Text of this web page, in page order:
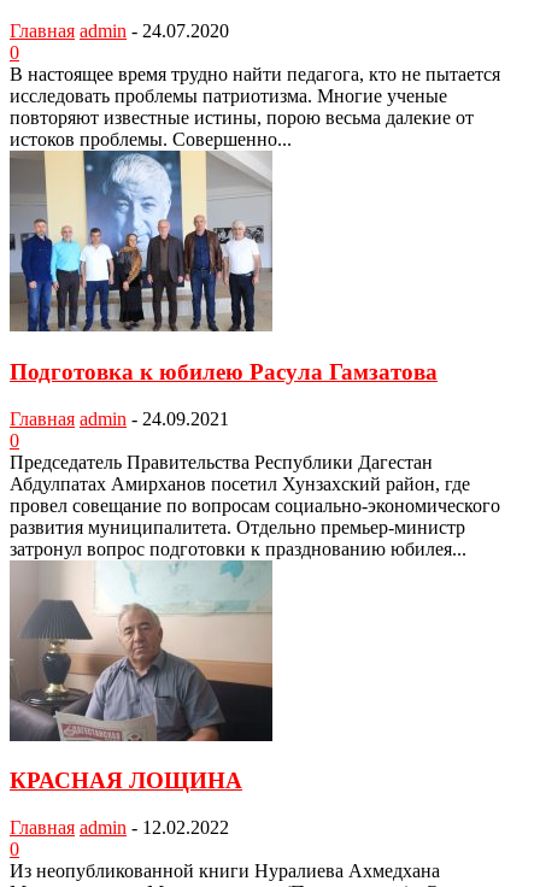
Главная admin - 24.07.2020
0
В настоящее время трудно найти педагога, кто не пытается
исследовать проблемы патриотизма. Многие ученые
повторяют известные истины, порою весьма далекие от
истоков проблемы. Совершенно...
Подготовка к юбилею Расула Гамзатова
Главная admin - 24.09.2021
0
Председатель Правительства Республики Дагестан
Абдулпатах Амирханов посетил Хунзахский район, где
провел совещание по вопросам социально-экономического
развития муниципалитета. Отдельно премьер-министр
затронул вопрос подготовки к празднованию юбилея...
КРАСНАЯ ЛОЩИНА
Главная admin - 12.02.2022
0
Из неопубликованной книги Нуралиева Ахмедхана